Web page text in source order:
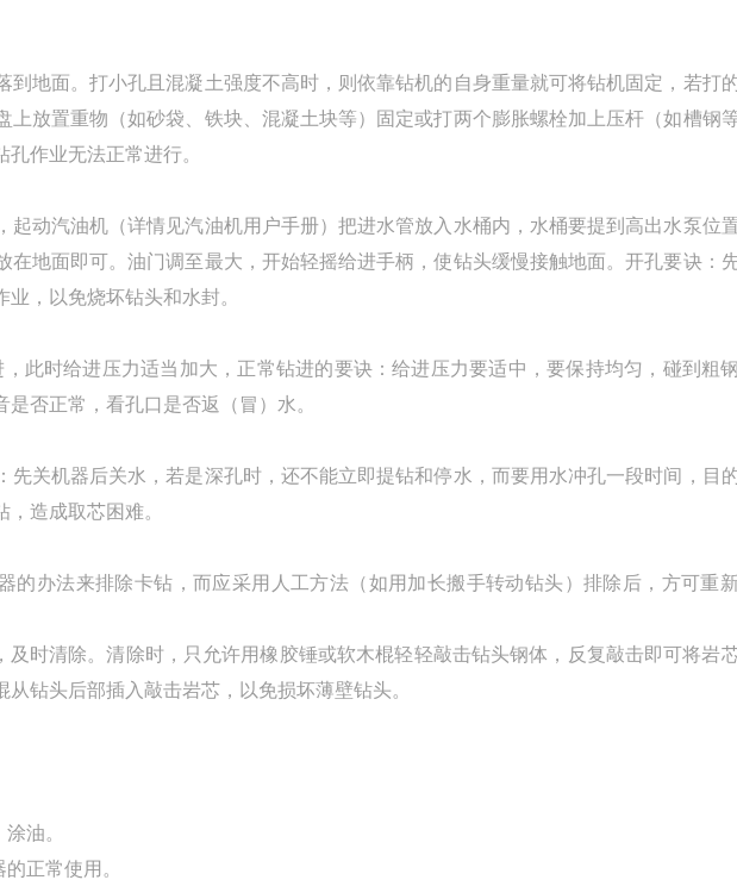
到地面。打小孔且混凝土强度不高时，则依靠钻机的自身重量就可将钻机固定，若打
上放置重物（如砂袋、铁块、混凝土块等）固定或打两个膨胀螺栓加上压杆（如槽钢
作业无法正常进行。
起动汽油机（详情见汽油机用户手册）把进水管放入水桶内，水桶要提到高出水泵位
在地面即可。油门调至最大，开始轻摇给进手柄，使钻头缓慢接触地面。开孔要诀：
，以免烧坏钻头和水封。
此时给进压力适当加大，正常钻进的要诀：给进压力要适中，要保持均匀，碰到粗
否正常，看孔口是否返（冒）水。
先关机器后关水，若是深孔时，还不能立即提钻和停水，而要用水冲孔一段时间，目
造成取芯困难。
的办法来排除卡钻，而应采用人工方法（如用加长搬手转动钻头）排除后，方可重
时清除。清除时，只允许用橡胶锤或软木棍轻轻敲击钻头钢体，反复敲击即可将岩
钻头后部插入敲击岩芯，以免损坏薄壁钻头。
油。
正常使用。